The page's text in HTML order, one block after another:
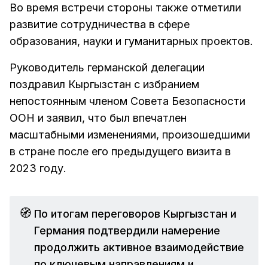
Во время встречи стороны также отметили
развитие сотрудничества в сфере
образования, науки и гуманитарных проектов.
Руководитель германской делегации
поздравил Кыргызстан с избранием
непостоянным членом Совета Безопасности
ООН и заявил, что был впечатлен
масштабными изменениями, произошедшими
в стране после его предыдущего визита в
2023 году.
🧭 По итогам переговоров Кыргызстан и
Германия подтвердили намерение
продолжить активное взаимодействие